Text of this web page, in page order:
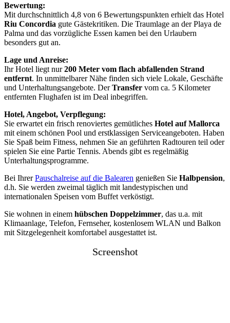
Bewertung:
Mit durchschnittlich 4,8 von 6 Bewertungspunkten erhielt das Hotel
Riu Concordia gute Gästekritiken. Die Traumlage an der Playa de
Palma und das vorzügliche Essen kamen bei den Urlaubern
besonders gut an.
Lage und Anreise:
Ihr Hotel liegt nur200 Meter vom flach abfallenden Strand
entfernt. In unmittelbarer Nähe finden sich viele Lokale, Geschäfte
und Unterhaltungsangebote. DerTransfer vom ca. 5 Kilometer
entfernten Flughafen ist im Deal inbegriffen.
Hotel, Angebot, Verpflegung:
Sie erwartet ein frisch renoviertes gemütliches Hotel auf Mallorca
mit einem schönen Pool und erstklassigen Serviceangeboten. Haben
Sie Spaß beim Fitness, nehmen Sie an geführten Radtouren teil oder
spielen Sie eine Partie Tennis. Abends gibt es regelmäßig
Unterhaltungsprogramme.
Bei IhrerPauschalreise auf die Balearen genießen Sie Halbpension,
d.h. Sie werden zweimal täglich mit landestypischen und
internationalen Speisen vom Buffet verköstigt.
Sie wohnen in einem hübschen Doppelzimmer, das u.a. mit
Klimaanlage, Telefon, Fernseher, kostenlosem WLAN und Balkon
mit Sitzgelegenheit komfortabel ausgestattet ist.
Screenshot